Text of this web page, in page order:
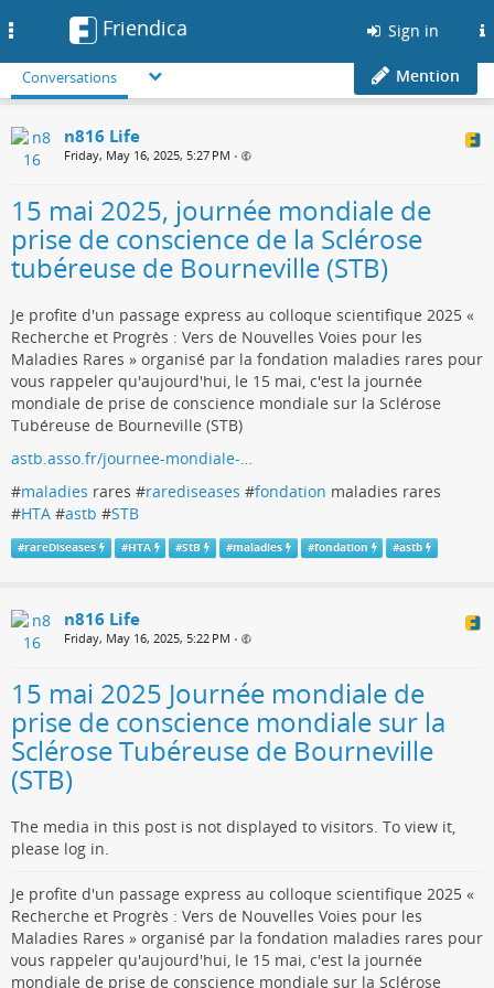
Friendica Sign in
Conversations Mention
n816 Life
Friday, May 16, 2025, 5:27 PM •
15 mai 2025, journée mondiale de
prise de conscience de la Sclérose
tubéreuse de Bourneville (STB)
Je profite d'un passage express au colloque scientifique 2025 «
Recherche et Progrès : Vers de Nouvelles Voies pour les
Maladies Rares » organisé par la fondation maladies rares pour
vous rappeler qu'aujourd'hui, le 15 mai, c'est la journée
mondiale de prise de conscience mondiale sur la Sclérose
Tubéreuse de Bourneville (STB)
astb.asso.fr/journee-mondiale-…
#maladies rares #rarediseases #fondation maladies rares
#HTA #astb #STB
#rareDiseases #HTA #StB #maladies #fondation #astb
n816 Life
Friday, May 16, 2025, 5:22 PM •
15 mai 2025 Journée mondiale de
prise de conscience mondiale sur la
Sclérose Tubéreuse de Bourneville
(STB)
The media in this post is not displayed to visitors. To view it,
please log in.
Je profite d'un passage express au colloque scientifique 2025 «
Recherche et Progrès : Vers de Nouvelles Voies pour les
Maladies Rares » organisé par la fondation maladies rares pour
vous rappeler qu'aujourd'hui, le 15 mai, c'est la journée
mondiale de prise de conscience mondiale sur la Sclérose